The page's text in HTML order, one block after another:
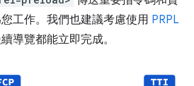
工作。我們也建議考慮使用 PRPL
導覽都能立即完成。